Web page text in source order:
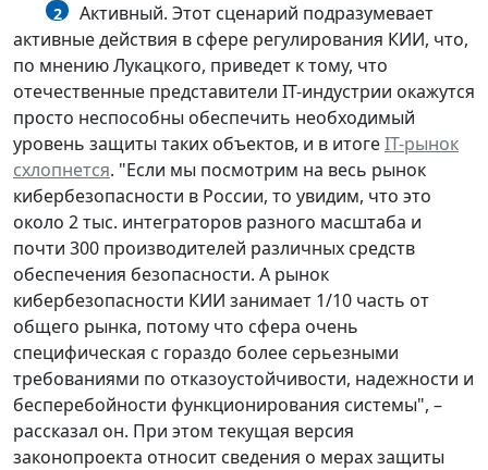
2
Активный. Этот сценарий подразумевает
активные действия в сфере регулирования КИИ, что,
по мнению Лукацкого, приведет к тому, что
отечественные представители IT-индустрии окажутся
просто неспособны обеспечить необходимый
уровень защиты таких объектов, и в итогеIT-рынок
схлопнется. "Если мы посмотрим на весь рынок
кибербезопасности в России, то увидим, что это
около 2 тыс. интеграторов разного масштаба и
почти 300 производителей различных средств
обеспечения безопасности. А рынок
кибербезопасности КИИ занимает 1/10 часть от
общего рынка, потому что сфера очень
специфическая с гораздо более серьезными
требованиями по отказоустойчивости, надежности и
бесперебойности функционирования системы", –
рассказал он. При этом текущая версия
законопроекта относит сведения о мерах защиты